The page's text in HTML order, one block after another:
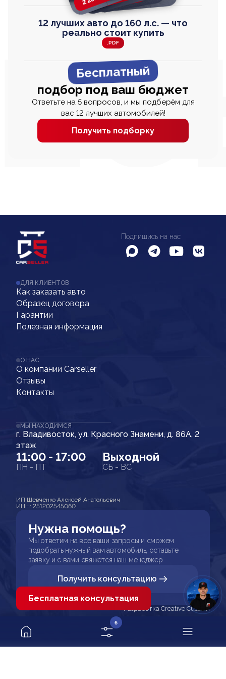
12 лучших авто до 160 л.с. — что
реально стоит купить
.PDF
Бесплатный
подбор под ваш бюджет
Ответьте на 5 вопросов, и мы подберём для
вас 12 лучших автомобилей!
Получить подборку
Подпишись на нас
ДЛЯ КЛИЕНТОВ
Как заказать авто
Образец договора
Гарантии
Полезная информация
О НАС
О компании Carseller
Отзывы
Контакты
МЫ НАХОДИМСЯ
г. Владивосток, ул. Красного Знамени, д. 86А, 2
этаж
11:00 - 17:00
ПН - ПТ
Выходной
СБ - ВС
ИП Шевченко Алексей Анатольевич
ИНН: 251202545060
Нужна помощь?
Мы ответим на все ваши запросы и сможем
подобрать нужный вам автомобиль, оставьте
заявку и с вами свяжется наш менеджер
Получить консультацию
Разработка Creative Custom
6
Бесплатная консультация